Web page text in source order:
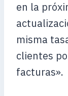
en la
misma
clientes
facturas».